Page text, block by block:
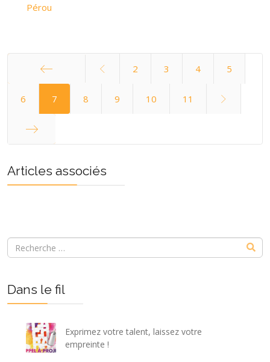
Pérou
Démarrer
2 3 4 5
6 7 8 9 10 11
Articles associés
Dans le fil
Exprimez votre talent, laissez votre
empreinte !